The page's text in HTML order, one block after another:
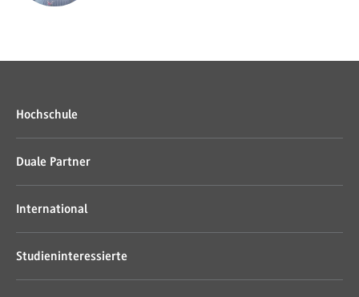
Hochschule
Duale Partner
International
Studieninteressierte